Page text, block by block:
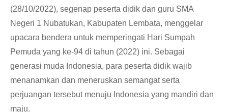
(28/10/2022), segenap peserta didik dan guru SMA
Negeri 1 Nubatukan, Kabupaten Lembata, menggelar
upacara bendera untuk memperingati Hari Sumpah
Pemuda yang ke-94 di tahun (2022) ini. Sebagai
generasi muda Indonesia, para peserta didik wajib
menanamkan dan meneruskan semangat serta
perjuangan tersebut menuju Indonesia yang mandiri dan
maju.